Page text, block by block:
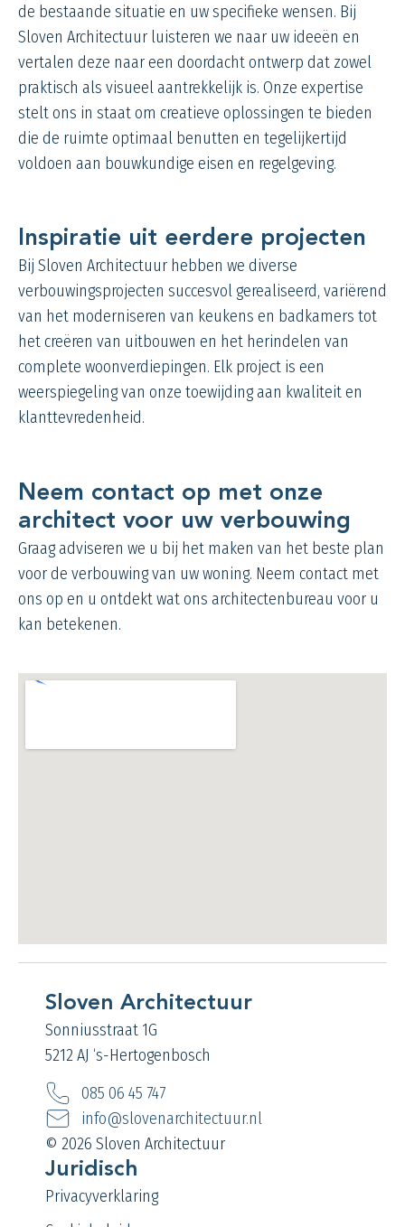
de bestaande situatie en uw specifieke wensen. Bij
Sloven Architectuur luisteren we naar uw ideeën en
vertalen deze naar een doordacht ontwerp dat zowel
praktisch als visueel aantrekkelijk is. Onze expertise
stelt ons in staat om creatieve oplossingen te bieden
die de ruimte optimaal benutten en tegelijkertijd
voldoen aan bouwkundige eisen en regelgeving.
Inspiratie uit eerdere projecten
Bij Sloven Architectuur hebben we diverse
verbouwingsprojecten succesvol gerealiseerd, variërend
van het moderniseren van keukens en badkamers tot
het creëren van uitbouwen en het herindelen van
complete woonverdiepingen. Elk project is een
weerspiegeling van onze toewijding aan kwaliteit en
klanttevredenheid.
Neem contact op met onze
architect voor uw verbouwing
Graag adviseren we u bij het maken van het beste plan
voor de verbouwing van uw woning. Neem contact met
ons op en u ontdekt wat ons architectenbureau voor u
kan betekenen.
Sloven Architectuur
Sonniusstraat 1G
5212 AJ ‘s-Hertogenbosch
085 06 45 747
info@slovenarchitectuur.nl
© 2026 Sloven Architectuur
Juridisch
Privacyverklaring